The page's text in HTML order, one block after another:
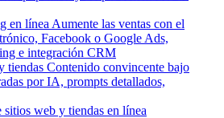
en línea Aumente las ventas con el
Facebook o Google Ads,
e integración CRM
tiendas Contenido convincente bajo
por IA, prompts detallados,
sitios web y tiendas en línea